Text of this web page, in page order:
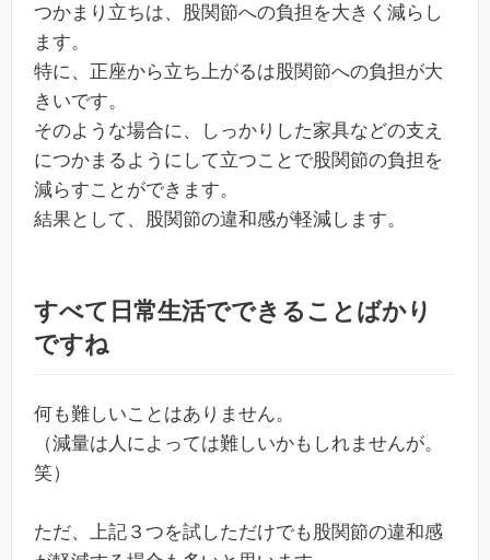
つかまり立ちは、股関節への負担を大きく減らし
ます。
特に、正座から立ち上がるは股関節への負担が大
きいです。
そのような場合に、しっかりした家具などの支え
につかまるようにして立つことで股関節の負担を
減らすことができます。
結果として、股関節の違和感が軽減します。
すべて日常生活でできることばかり
ですね
何も難しいことはありません。
（減量は人によっては難しいかもしれませんが。
笑）
ただ、上記３つを試しただけでも股関節の違和感